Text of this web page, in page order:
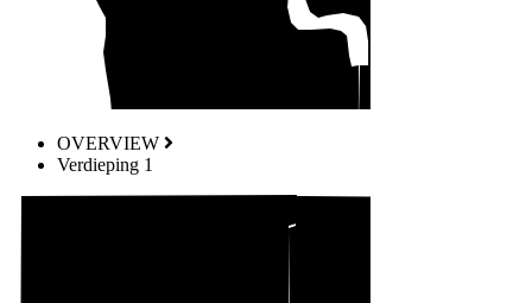
OVERVIEW
Verdieping 1